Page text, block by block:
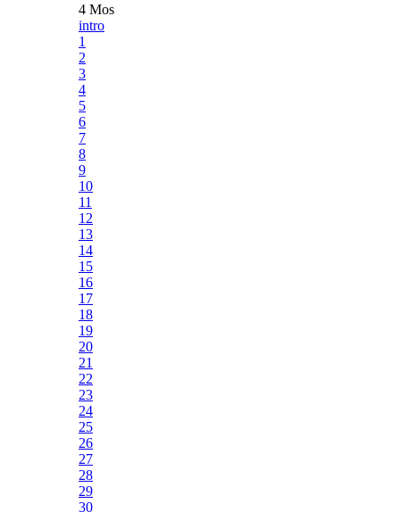
4 Mos
intro
1
2
3
4
5
6
7
8
9
10
11
12
13
14
15
16
17
18
19
20
21
22
23
24
25
26
27
28
29
30